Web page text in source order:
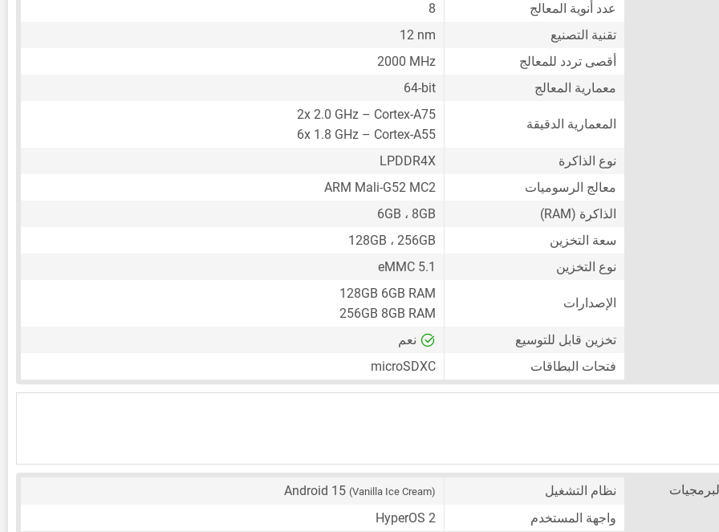
عدد أنوية المعالج
8
تقنية التصنيع
12 nm
أقصى تردد للمعالج
2000 MHz
معمارية المعالج
64-bit
المعمارية الدقيقة
2x 2.0 GHz – Cortex-A75
6x 1.8 GHz – Cortex-A55
نوع الذاكرة
LPDDR4X
معالج الرسوميات
ARM Mali-G52 MC2
الذاكرة (RAM)
6GB ، 8GB
سعة التخزين
128GB ، 256GB
نوع التخزين
eMMC 5.1
الإصدارات
128GB 6GB RAM
256GB 8GB RAM
تخزين قابل للتوسيع
نعم
فتحات البطاقات
microSDXC
نظام التشغيل Android 15 (Vanilla Ice Cream)
واجهة المستخدم HyperOS 2